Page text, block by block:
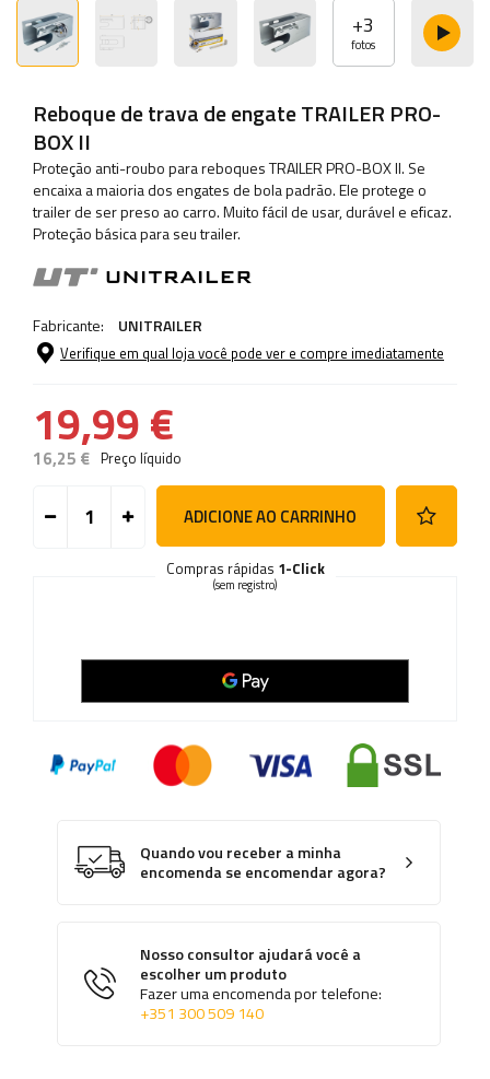
+3
fotos
Reboque de trava de engate TRAILER PRO-
BOX II
Proteção anti-roubo para reboques TRAILER PRO-BOX II. Se
encaixa a maioria dos engates de bola padrão. Ele protege o
trailer de ser preso ao carro. Muito fácil de usar, durável e eficaz.
Proteção básica para seu trailer.
Fabricante: UNITRAILER
Verifique em qual loja você pode ver e compre imediatamente
19,99 €
16,25 € Preço líquido
ADICIONE AO CARRINHO
Compras rápidas 1-Click
(sem registro)
Quando vou receber a minha
encomenda se encomendar agora?
Nosso consultor ajudará você a
escolher um produto
Fazer uma encomenda por telefone:
+351 300 509 140